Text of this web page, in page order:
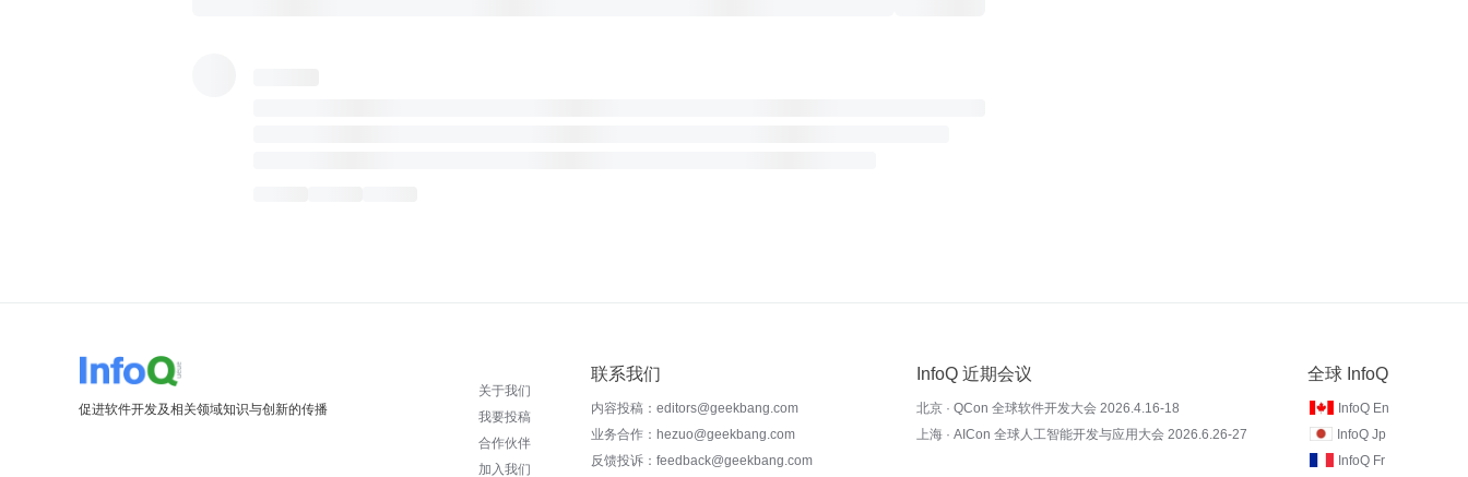
促进软件开发及相关领域知识与创新的传播
关于我们
我要投稿
合作伙伴
加入我们
联系我们
内容投稿：editors@geekbang.com
业务合作：hezuo@geekbang.com
反馈投诉：feedback@geekbang.com
InfoQ 近期会议
北京 · QCon 全球软件开发大会 2026.4.16-18
上海 · AICon 全球人工智能开发与应用大会 2026.6.26-27
全球 InfoQ
InfoQ En
InfoQ Jp
InfoQ Fr